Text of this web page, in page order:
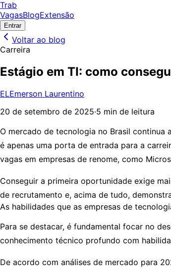
Trab
VagasBlogExtensão
Entrar
Voltar ao blog
Carreira
Estágio em TI: como
ELEmerson Laurentino
20 de setembro de 2025·5 min de leitura
O mercado de tecnologia no Brasil continua
é apenas uma porta de entrada para a
vagas em empresas de renome, como
Conseguir a primeira oportunidade exige
de recrutamento e, acima de tudo,
As habilidades que as empresas de
Para se destacar, é fundamental focar no
conhecimento técnico profundo com
De acordo com análises de mercado para